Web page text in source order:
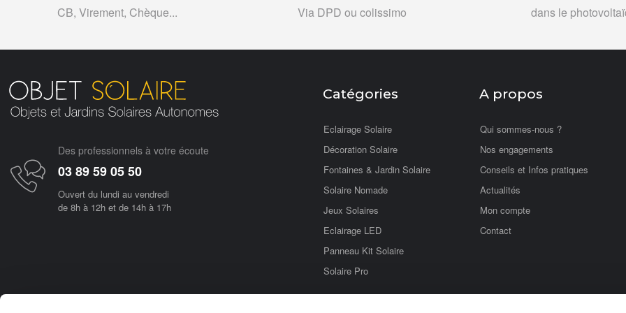
CB, Virement, Chèque... Via DPD ou colissimo dans le
Des professionnels à votre écoute
03 89 59 05 50
Ouvert du lundi au vendredi
de 8h à 12h et de 14h à 17h
Catégories
Eclairage Solaire
Décoration Solaire
Fontaines & Jardin Solaire
Solaire Nomade
Jeux Solaires
Eclairage LED
Panneau Kit Solaire
Solaire Pro
A propos
Qui sommes-nous ?
Nos engagements
Conseils et Infos pratiques
Actualités
Mon compte
Contact